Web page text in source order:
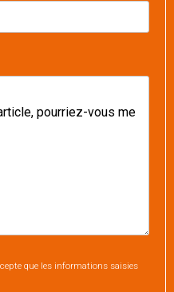
que les informations saisies